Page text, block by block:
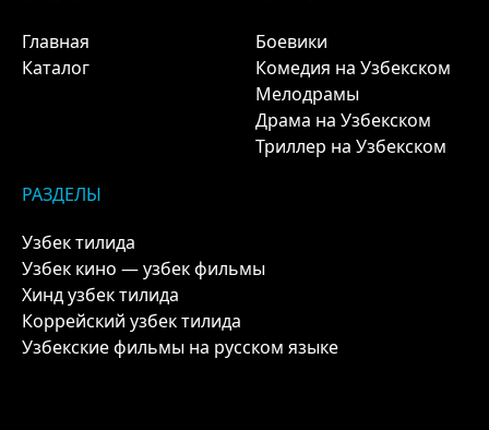
Главная
Каталог
Боевики
Комедия на Узбекском
Мелодрамы
Драма на Узбекском
Триллер на Узбекском
РАЗДЕЛЫ
Узбек тилида
Узбек кино — узбек фильмы
Хинд узбек тилида
Коррейский узбек тилида
Узбекские фильмы на русском языке